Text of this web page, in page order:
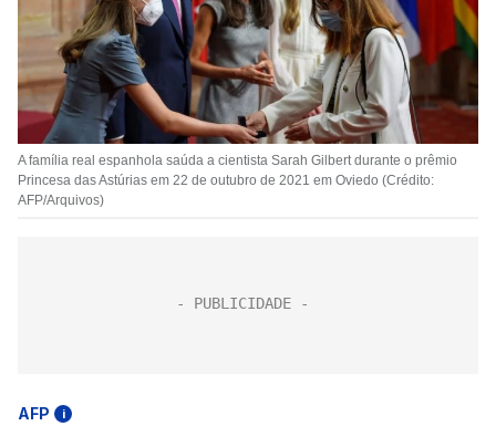
A família real espanhola saúda a cientista Sarah Gilbert durante o prêmio
Princesa das Astúrias em 22 de outubro de 2021 em Oviedo (Crédito:
AFP/Arquivos)
AFP i